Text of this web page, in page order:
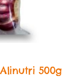
500g